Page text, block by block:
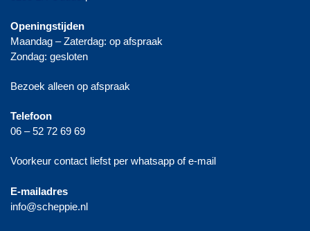
Openingstijden
Maandag – Zaterdag: op afspraak
Zondag: gesloten
Bezoek alleen op afspraak
Telefoon
06 – 52 72 69 69
Voorkeur contact liefst per whatsapp of e-mail
E-mailadres
info@scheppie.nl